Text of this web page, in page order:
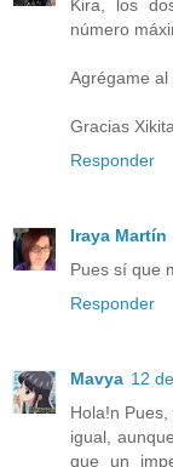
Kira, los
número
Agrégame
Gracias
Responder
Iraya Martín
Pues sí que
Responder
Mavya 12
Hola!n
igual,
que un